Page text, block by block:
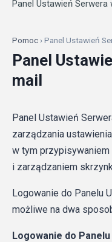
Panel Ustawień
Pomoc › Panel Ustawień
Panel
mail
Panel Ustawień
zarządzania
w tym
i zarządzaniem
Logowanie do Panelu
możliwe na dwa
Logowanie do